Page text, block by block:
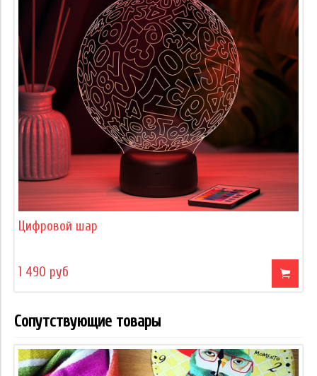
Цифровой шар
1 490 руб
Сопутствующие товары